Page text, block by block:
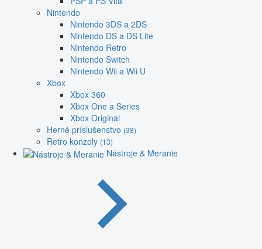
Nintendo
Nintendo 3DS a 2DS
Nintendo DS a DS Lite
Nintendo Retro
Nintendo Switch
Nintendo Wii a Wii U
Xbox
Xbox 360
Xbox One a Series
Xbox Original
Herné príslušenstvo (38)
Retro konzoly (13)
Nástroje & Meranie